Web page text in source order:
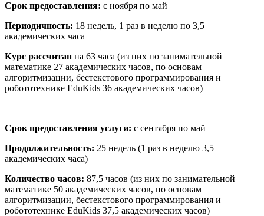
Срок предоставления: с ноября по май
Периодичность: 18 недель, 1 раз в неделю по 3,5
академических часа
Курс рассчитан на 63 часа (из них по занимательной
математике 27 академических часов, по основам
алгоритмизации, бестекстового программирования и
робототехнике EduKids 36 академических часов)
Срок предоставления услуги: с сентября по май
Продолжительность: 25 недель (1 раз в неделю 3,5
академических часа)
Количество часов: 87,5 часов (из них по занимательной
математике 50 академических часов, по основам
алгоритмизации, бестекстового программирования и
робототехнике EduKids 37,5 академических часов)